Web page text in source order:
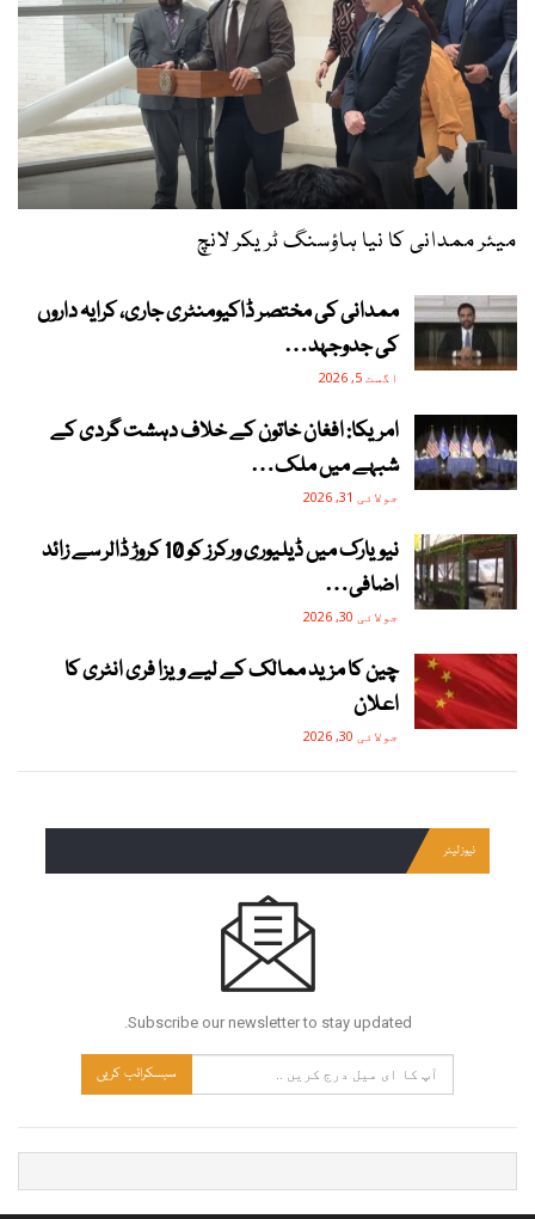
میئر ممدانی کا نیا ہاؤسنگ ٹریکر لانچ
ممدانی کی مختصر ڈاکیومنٹری جاری، کرایہ داروں
کی جدوجہد…
اگست 5, 2026
امریکا: افغان خاتون کے خلاف دہشت گردی کے
شبہے میں ملک…
جولائی 31, 2026
نیویارک میں ڈیلیوری ورکرز کو 10 کروڑ ڈالر سے زائد
اضافی…
جولائی 30, 2026
چین کا مزید ممالک کے لیے ویزا فری انٹری کا
اعلان
جولائی 30, 2026
نیوز لیٹر
Subscribe our newsletter to stay updated.
سبسکرائب کریں